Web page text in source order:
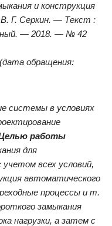
и конструкция
Г. Серкин. — Текст :
— 2018. — № 42
обращения:
системы в условиях
работы
для
всех условий,
автоматического
процессы и т.
замыкания
нагрузки, а затем с